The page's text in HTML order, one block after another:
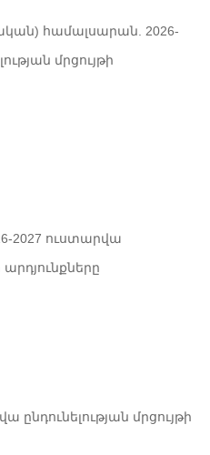
համալսարան. 2026-
մրցույթի
2027 ուստարվա
արդյունքները
ընդունելության մրցույթի